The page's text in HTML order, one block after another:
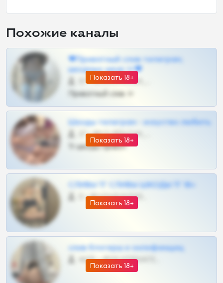
Похожие каналы
Показать 18+
❤Приватный слив телеграм,
шкодных шкур тг❤
57 •
Приватный слив тг
Показать 18+
Шкоды телеграм - искуство любить
27 •
Тг шкоды приват
Показать 18+
СЛИВЫ ТГ СЛИВЫ ШКОДЫ ТГ 18+
0 •
Показать 18+
слив блогерш и онлифанщиц
4675 •